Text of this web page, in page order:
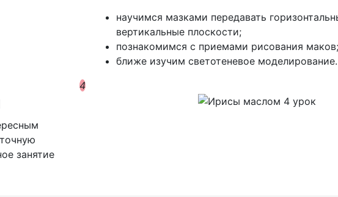
научимся мазками передавать
вертикальные плоскости;
познакомимся с приемами рисования маков;
ближе изучим светотеневое моделирование.
4
занятие